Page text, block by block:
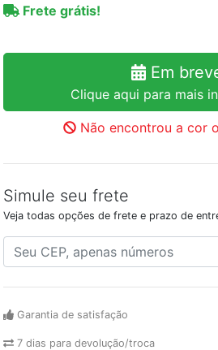
Frete grátis!
Em
Clique aqui para mais
Não encontrou a cor
Simule seu frete
Veja todas opções de frete e prazo de
Garantia de satisfação
7 dias para devolução/troca